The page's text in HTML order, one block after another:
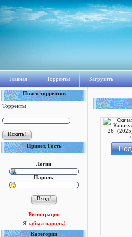
Главная Торренты Загрузить
Поиск торрентов
Торренты
Привет, Гость
Логин:
Пароль:
Регистрация
Я забыл пароль!
Категории